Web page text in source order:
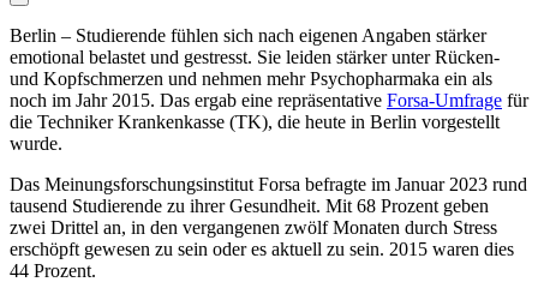
Berlin – Studierende fühlen sich nach eigenen Angaben stärker
emotional belastet und gestresst. Sie leiden stärker unter Rücken-
und Kopfschmerzen und nehmen mehr Psychopharmaka ein als
noch im Jahr 2015. Das ergab eine repräsentative Forsa-Umfrage für
die Techniker Krankenkasse (TK), die heute in Berlin vorgestellt
wurde.
Das Meinungsforschungsinstitut Forsa befragte im Januar 2023 rund
tausend Studierende zu ihrer Gesund­heit. Mit 68 Prozent geben
zwei Drittel an, in den vergangenen zwölf Monaten durch Stress
erschöpft gewe­sen zu sein oder es aktuell zu sein. 2015 waren dies
44 Prozent.